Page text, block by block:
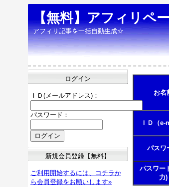
【無料】アフィリペ
アフィリ記事を一括自動生成☆
お名
ＩＤ（e-
パスワ
パスワー
力)
ログイン
ＩＤ(メールアドレス)：
パスワード：
新規会員登録【無料】
ご利用開始するには、コチラか
ら会員登録をお願いします»